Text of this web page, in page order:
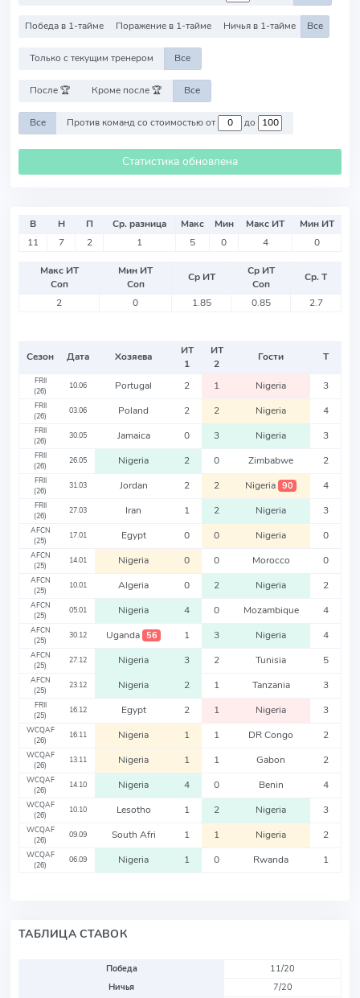
Победа в 1-тайме Поражение в 1-тайме Ничья в 1-тайме Все
Только с текущим тренером Все
После 🏆 Кроме после 🏆 Все
Все Против команд со стоимостью от до
Статистика обновлена
В Н П Ср. разница Макс Мин Макс ИТ
Мин ИТ
11
7 2 1 5 0 4 0
Макс ИТ
Соп
Мин ИТ
Соп
Ср ИТ
Ср ИТ
Соп
Ср. Т
2
0 1.85 0.85 2.7
Сезон Дата Хозяева
ИТ
1
ИТ
2
Гости Т
FRII
(26)
10.06 Portugal 2 1 Nigeria 3
FRII
(26)
03.06 Poland 2 2 Nigeria 4
FRII
(26)
30.05 Jamaica 0 3 Nigeria 3
FRII
(26)
26.05 Nigeria 2 0 Zimbabwe 2
FRII
(26)
31.03 Jordan 2 2 Nigeria 90 4
FRII
(26)
27.03 Iran 1 2 Nigeria 3
AFCN
(25)
17.01 Egypt 0 0 Nigeria 0
AFCN
(25)
14.01 Nigeria 0 0 Morocco 0
AFCN
(25)
10.01 Algeria 0 2 Nigeria 2
AFCN
(25)
05.01 Nigeria 4 0 Mozambique 4
AFCN
(25)
30.12 Uganda 56 1 3 Nigeria 4
AFCN
(25)
27.12 Nigeria 3 2 Tunisia 5
AFCN
(25)
23.12 Nigeria 2 1 Tanzania 3
FRII
(25)
16.12 Egypt 2 1 Nigeria 3
WCQAF
(26)
16.11 Nigeria 1 1 DR Congo 2
WCQAF
(26)
13.11 Nigeria 1 1 Gabon 2
WCQAF
(26)
14.10 Nigeria 4 0 Benin 4
WCQAF
(26)
10.10 Lesotho 1 2 Nigeria 3
WCQAF
(26)
09.09 South Afri 1 1 Nigeria 2
WCQAF
(26)
06.09 Nigeria 1 0 Rwanda 1
ТАБЛИЦА СТАВОК
Победа
11/20
Ничья
7/20